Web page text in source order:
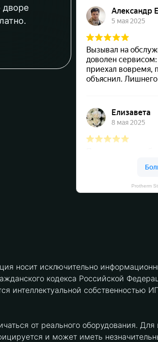
дворе
Protherm
носит исключительно
кодекса Российской
интеллектуальной собственностью
от реального оборудования.
и может иметь